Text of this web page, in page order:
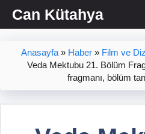
İçeriğe
atlaCan Kütahya
Anasayfa » Haber » Film ve
Veda Mektubu 21. Bölüm
fragmanı, bölüm